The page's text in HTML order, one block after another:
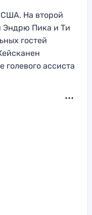
На второй
Эндрю Пика и Ти
гостей
голевого ассиста